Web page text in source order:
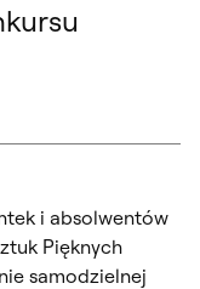
i absolwentów
Pięknych
samodzielnej